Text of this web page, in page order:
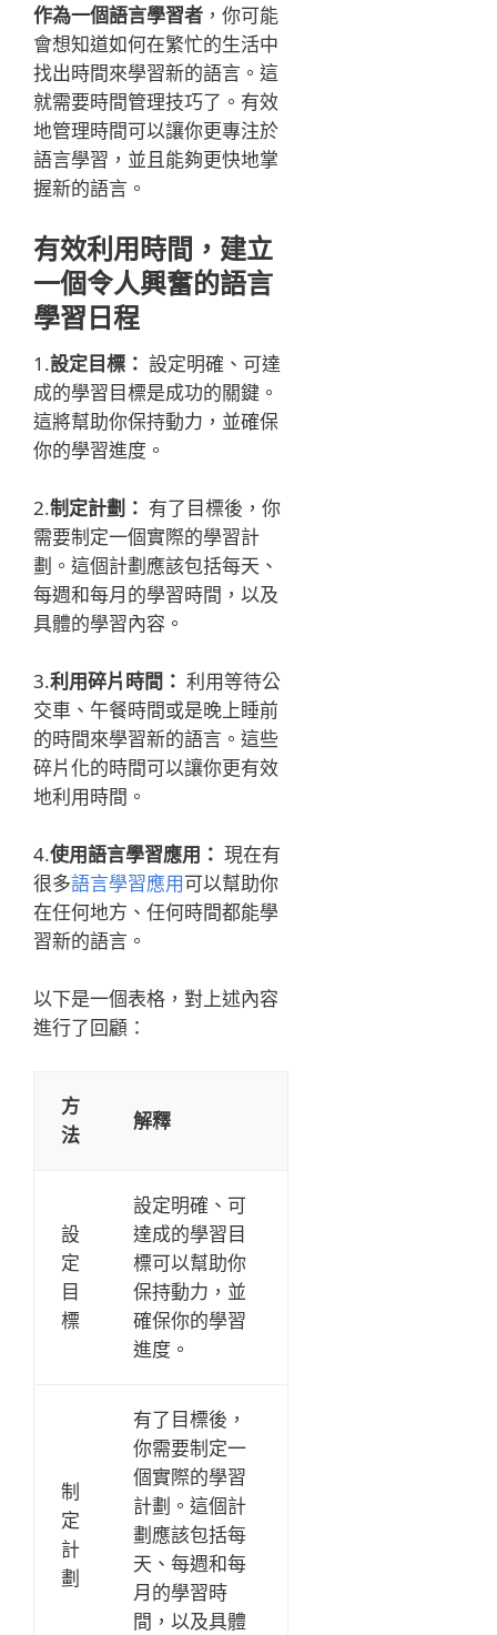
作為一個語言學習者 ，你可能
會想知道如何在繁忙的生活中
找出時間來學習新的語言。這
就需要時間管理技巧了。有效
地管理時間可以讓你更專注於
語言學習，並且能夠更快地掌
握新的語言。
有效利用時間，建立
一個令人興奮的語言
學習日程
1.設定目標： 設定明確、可達
成的學習目標是成功的關鍵。
這將幫助你保持動力，並確保
你的學習進度。
2.制定計劃： 有了目標後，你
需要制定一個實際的學習計
劃。這個計劃應該包括每天、
每週和每月的學習時間，以及
具體的學習內容。
3.利用碎片時間： 利用等待公
交車、午餐時間或是晚上睡前
的時間來學習新的語言。這些
碎片化的時間可以讓你更有效
地利用時間。
4.使用語言學習應用： 現在有
很多語言學習應用可以幫助你
在任何地方、任何時間都能學
習新的語言。
以下是一個表格，對上述內容
進行了回顧：
方
法
解釋
設
定
目
標
設定明確、可
達成的學習目
標可以幫助你
保持動力，並
確保你的學習
進度。
制
定
計
劃
有了目標後，
你需要制定一
個實際的學習
計劃。這個計
劃應該包括每
天、每週和每
月的學習時
間，以及具體